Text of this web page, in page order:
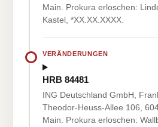
Main. Prokura erloschen:
Kastel, *XX.XX.XXXX.
VERÄNDERUNGEN
HRB 84481
ING Deutschland GmbH,
Theodor-Heuss-Allee 106,
Main. Prokura erloschen: